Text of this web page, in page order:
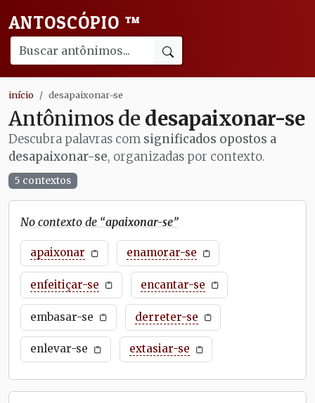
ANTOSCÓPIO ™
início desapaixonar-se
Antônimos de desapaixonar-se
Descubra palavras com significados opostos a
desapaixonar-se, organizadas por contexto.
5 contextos
No contexto de “apaixonar-se”
apaixonar enamorar-se
enfeitiçar-se encantar-se
embasar-se derreter-se
enlevar-se extasiar-se